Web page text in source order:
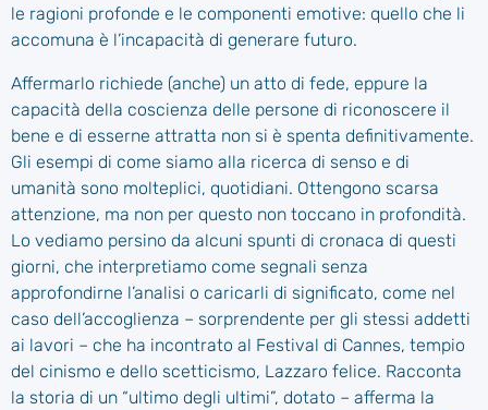
le ragioni profonde e le componenti emotive: quello che li
accomuna è l’incapacità di generare futuro.
Affermarlo richiede (anche) un atto di fede, eppure la
capacità della coscienza delle persone di riconoscere il
bene e di esserne attratta non si è spenta definitivamente.
Gli esempi di come siamo alla ricerca di senso e di
umanità sono molteplici, quotidiani. Ottengono scarsa
attenzione, ma non per questo non toccano in profondità.
Lo vediamo persino da alcuni spunti di cronaca di questi
giorni, che interpretiamo come segnali senza
approfondirne l’analisi o caricarli di significato, come nel
caso dell’accoglienza – sorprendente per gli stessi addetti
ai lavori – che ha incontrato al Festival di Cannes, tempio
del cinismo e dello scetticismo, Lazzaro felice. Racconta
la storia di un “ultimo degli ultimi”, dotato – afferma la